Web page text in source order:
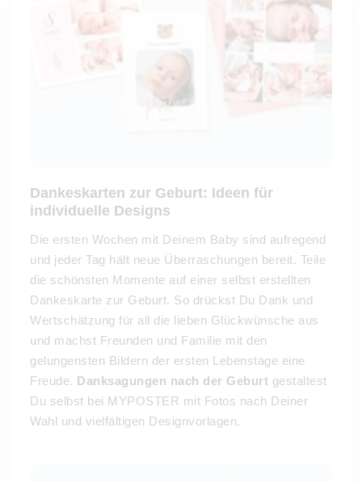
Dankeskarten zur Geburt: Ideen für
individuelle Designs
Die ersten Wochen mit Deinem Baby sind aufregend
und jeder Tag hält neue Überraschungen bereit. Teile
die schönsten Momente auf einer selbst erstellten
Dankeskarte zur Geburt. So drückst Du Dank und
Wertschätzung für all die lieben Glückwünsche aus
und machst Freunden und Familie mit den
gelungensten Bildern der ersten Lebenstage eine
Freude. Danksagungen nach der Geburt gestaltest
Du selbst bei MYPOSTER mit Fotos nach Deiner
Wahl und vielfältigen Designvorlagen.